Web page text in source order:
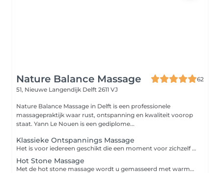
Nature Balance Massage
62
51, Nieuwe Langendijk Delft 2611 VJ
Nature Balance Massage in Delft is een professionele
massagepraktijk waar rust, ontspanning en kwaliteit voorop
staat. Yann Le Nouen is een gediplome...
Klassieke Ontspannings Massage
Het is voor iedereen geschikt die een moment voor zichzelf nodig heeft en wil onthaasten.
Hot Stone Massage
Met de hot stone massage wordt u gemasseerd met warme stenen met een aangename temperatuur van tussen de 45 en 50 graden.